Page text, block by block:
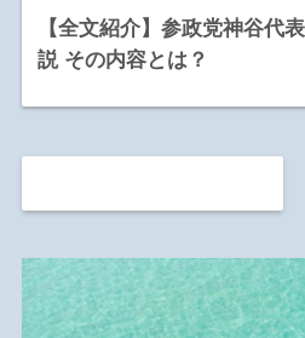
【全文紹介】参政党神谷代
説 その内容とは？